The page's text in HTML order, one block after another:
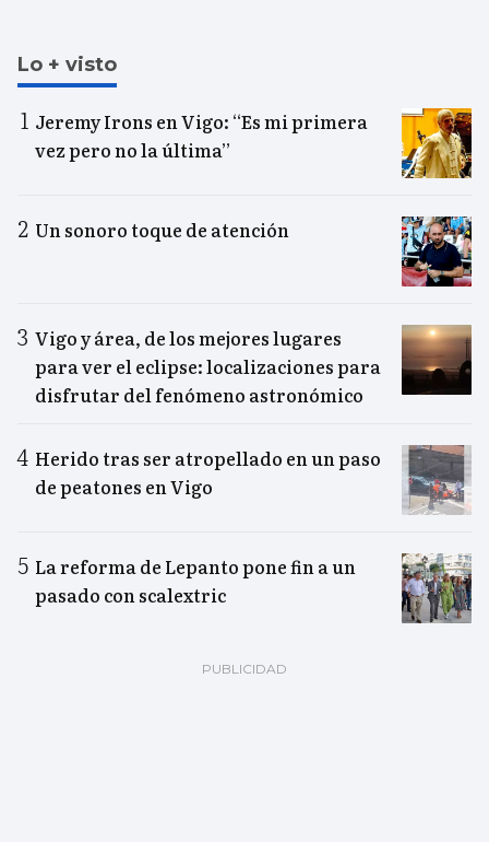
Lo + visto
Jeremy Irons en Vigo: “Es mi primera
vez pero no la última”
Un sonoro toque de atención
Vigo y área, de los mejores lugares
para ver el eclipse: localizaciones para
disfrutar del fenómeno astronómico
Herido tras ser atropellado en un paso
de peatones en Vigo
La reforma de Lepanto pone fin a un
pasado con scalextric